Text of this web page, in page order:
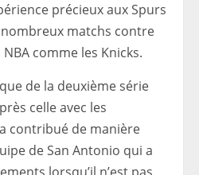
précieux aux Spurs
matchs contre
comme les Knicks.
que de la deuxième série
celle avec les
contribué de manière
de San Antonio qui a